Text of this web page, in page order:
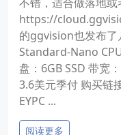
https://
的ggvision也发布
Standard-Nano
盘：6GB SSD 带宽
3.6美元季付 购买链
EYPC ...
阅读更多